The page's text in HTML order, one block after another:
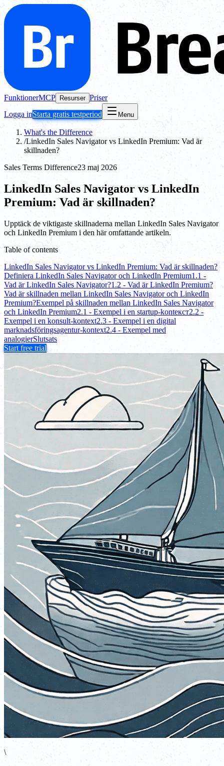
FunktionerMCP Resurser Priser
Logga inStarta gratis testperiod Menu
What's the Difference
/LinkedIn Sales Navigator vs LinkedIn Premium: Vad är
skillnaden?
Sales Terms Difference23 maj 2026
LinkedIn Sales Navigator vs LinkedIn
Premium: Vad är skillnaden?
Upptäck de viktigaste skillnaderna mellan LinkedIn Sales Navigator
och LinkedIn Premium i den här omfattande artikeln.
Table of contents
LinkedIn Sales Navigator vs LinkedIn Premium: Vad är skillnaden?
Definiera LinkedIn Sales Navigator och LinkedIn Premium1.1 -
Vad är LinkedIn Sales Navigator?1.2 - Vad är LinkedIn Premium?
Vad är skillnaden mellan LinkedIn Sales Navigator och LinkedIn
Premium?Exempel på skillnaden mellan LinkedIn Sales Navigator
och LinkedIn Premium2.1 - Exempel i en startup-kontекст2.2 -
Exempel i en konsult-kontext2.3 - Exempel i en digital
marknadsföringsagentur-kontext2.4 - Exempel med
analogierSlutsats
Start free trial
\